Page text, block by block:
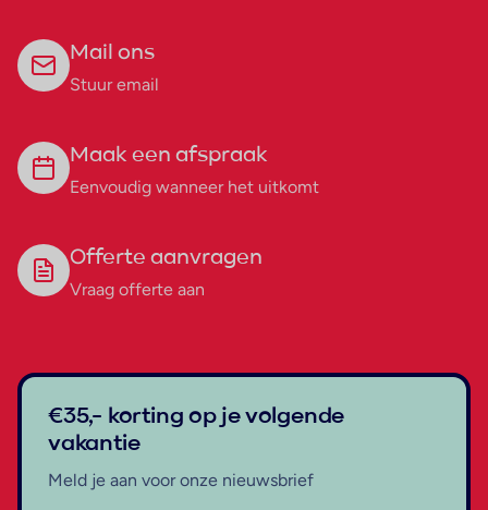
Mail ons
Stuur email
Maak een afspraak
Eenvoudig wanneer het uitkomt
Offerte aanvragen
Vraag offerte aan
€35,- korting op je volgende
vakantie
Meld je aan voor onze nieuwsbrief